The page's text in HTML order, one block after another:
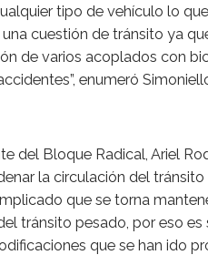
tipo de vehículo lo
cuestión de tránsito ya
de varios acoplados con
enumeró
del Bloque Radical, Ariel
la circulación del
que se torna
tránsito pesado, por eso
que se han ido